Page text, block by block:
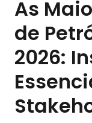
As
de
2026: